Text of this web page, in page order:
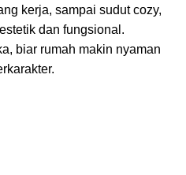
kerja, sampai sudut cozy,
dan fungsional.
biar rumah makin nyaman